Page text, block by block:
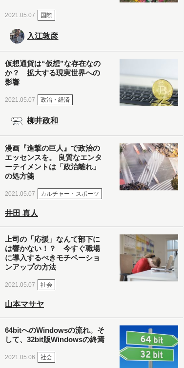
2021.05.07 国際
入江敦彦
仮想通貨は“仮想”な存在なの
か？ 拡大する現実世界への
影響
2021.05.07 政治・経済
柳井政和
漫画『進撃の巨人』で政治の
エッセンスを。 良質なエンタ
ーテイメントは「政治離れ」
の処方箋
2021.05.07 カルチャー・スポーツ
井田 真人
上司の「応援」なんて部下に
は響かない！？ 今すぐ職場
に導入するべきモチベーショ
ンアップの方法
2021.05.07 社会
山本マサヤ
64bitへのWindowsの流れ。そ
して、32bit版Windowsの終焉
2021.05.06 社会